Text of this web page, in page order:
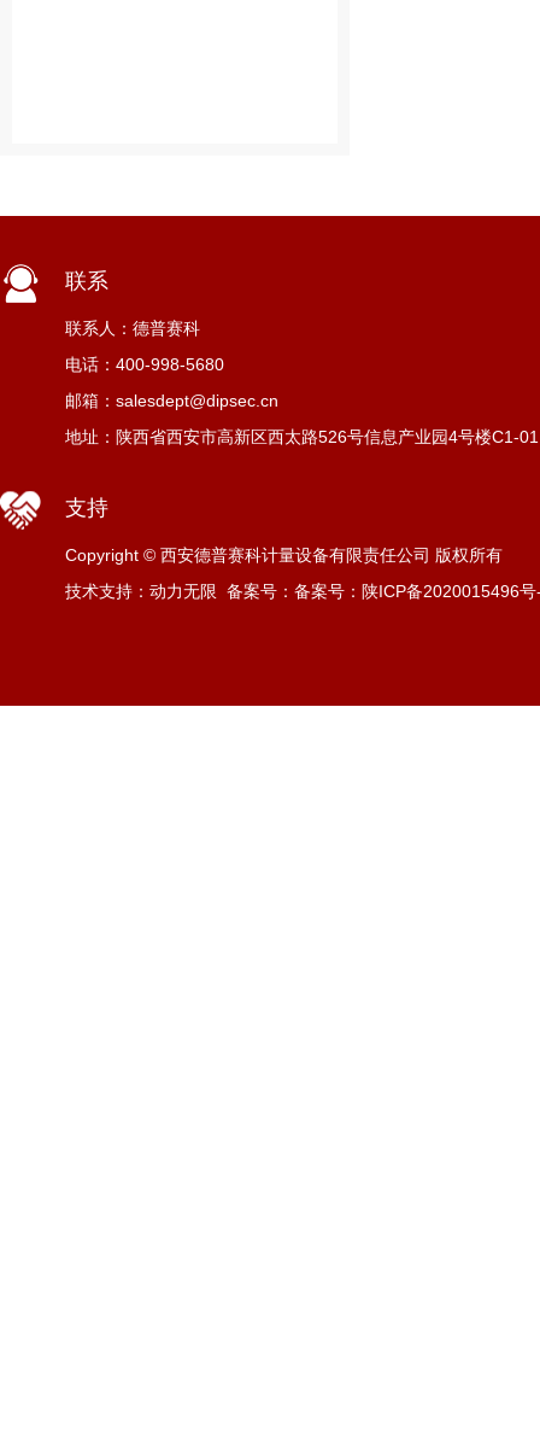
联系
联系人：德普赛科
电话：400-998-5680
邮箱：salesdept@dipsec.cn
地址：陕西省西安市高新区西太路526号信息产业园4号楼C1-01
支持
Copyright © 西安德普赛科计量设备有限责任公司 版权所有
技术支持：动力无限 备案号： 备案号：陕ICP备2020015496号